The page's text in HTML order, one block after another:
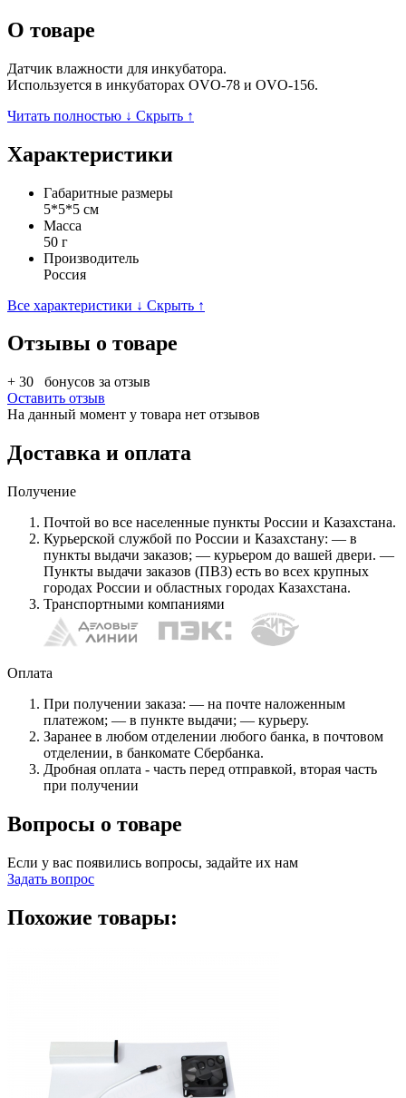
О товаре
Датчик влажности для инкубатора.
Используется в инкубаторах ОVО-78 и ОVО-156.
Читать полностью ↓ Скрыть ↑
Характеристики
Габаритные размеры
5*5*5 см
Масса
50 г
Производитель
Россия
Все характеристики ↓ Скрыть ↑
Отзывы о товаре
+ 30
бонусов за отзыв
Оставить отзыв
На данный момент у товара нет отзывов
Доставка и оплата
Получение
Почтой во все населенные пункты России и Казахстана.
Курьерской службой по России и Казахстану: — в
пункты выдачи заказов; — курьером до вашей двери. —
Пункты выдачи заказов (ПВЗ) есть во всех крупных
городах России и областных городах Казахстана.
Транспортными компаниями
Оплата
При получении заказа: — на почте наложенным
платежом; — в пункте выдачи; — курьеру.
Заранее в любом отделении любого банка, в почтовом
отделении, в банкомате Сбербанка.
Дробная оплата - часть перед отправкой, вторая часть
при получении
Вопросы о товаре
Если у вас появились вопросы, задайте их нам
Задать вопрос
Похожие товары: